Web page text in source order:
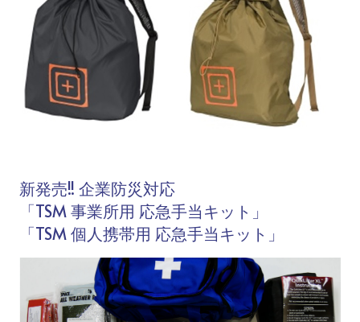
新発売!! 企業防災対応
「TSM 事業所用 応急手当キット」
「TSM 個人携帯用 応急手当キット」